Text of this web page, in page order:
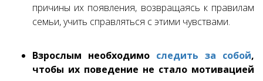
причины их появления, возвращаясь к правилам
семьи, учить справляться с этими чувствами.
Взрослым необходимо следить за собой,
чтобы их поведение не стало мотивацией